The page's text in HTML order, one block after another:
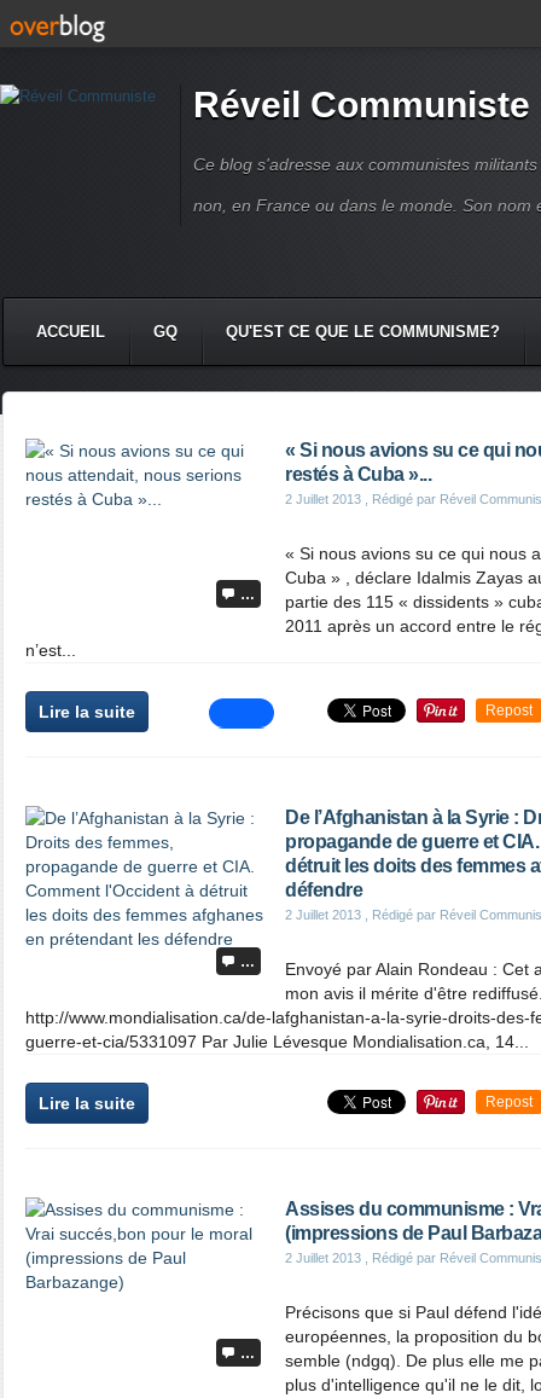
Réveil Communiste
Ce blog s'adresse aux communistes
non, en France ou dans le monde. Son nom
ACCUEIL GQ QU'EST CE QUE LE COMMUNISME?
…
« Si nous avions su ce qui
restés à Cuba »...
2 Juillet 2013 , Rédigé par Réveil
« Si nous avions su ce qui nous
Cuba » , déclare Idalmis Zayas
partie des 115 « dissidents »
2011 après un accord entre le
n’est...
Lire la suite Repost
…
De l’Afghanistan à la Syrie :
propagande de guerre et
détruit les doits des femmes
défendre
2 Juillet 2013 , Rédigé par Réveil
Envoyé par Alain Rondeau : Cet
mon avis il mérite d'être
http://www.mondialisation.ca/de-lafghanistan-a-la-syrie-droits-des-
guerre-et-cia/5331097 Par Julie Lévesque Mondialisation.ca, 14...
Lire la suite Repost
…
Assises du communisme :
(impressions de Paul
2 Juillet 2013 , Rédigé par Réveil
Précisons que si Paul défend
européennes, la proposition du
semble (ndgq). De plus elle me
plus d'intelligence qu'il ne le dit,